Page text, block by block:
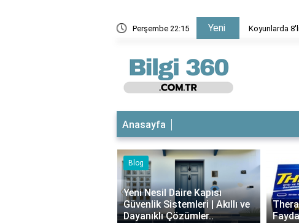
Perşembe 22:15 Yeni
Koyunlarda 8'li karma aşı nedir?
Anasayfa
Blog
Yeni Nesil Daire Kapısı
Güvenlik Sistemleri | Akıllı ve
Dayanıklı Çözümler..
‹